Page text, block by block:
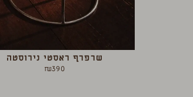
שרפרף ראסטי נירוסטה
₪390